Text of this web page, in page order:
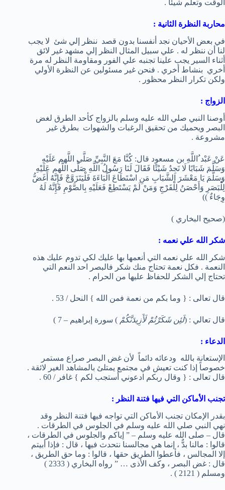
الوقت وتعلم شيئاً .
محاربة النظرة الثانية :
في بعض الأحيان نجد أنفسنا بدون قصد ننظر إلي شئ لا يجب
لنا أن ننظر له . علي سبيل المثال النظر إلي مشهد غير لائق
أثناء السير يجب علينا تجنبه علي الفور ومقاومة النظر له مرة
أخري بنشاط أخري . فنحن غير مسئولين عن النظرة الأولي
ولكن تكرار النظر محظور .
الزواج :
أوصنا النبي صلي الله عليه وسلم بالزواج كأحد الطرق لغض
البصر ويحميك من تحقيق الرغبات والشهوات بطرق غير
مشروعة .
عَنْ عَبْد ُاللَّهِ بن مسعود قال: كُنَّا مَعَ النَّبِيِّ صَلَّى اللَّهم عَلَيْهِ
وَسَلَّمَ شَبَابًا لَا نَجِدُ شَيْئًا فَقَالَ لَنَا رَسُولُ اللَّهِ صَلَّى اللَّهم عَلَيْهِ
وَسَلَّمَ يَا مَعْشَرَ الشَّبَابِ مَنِ اسْتَطَاعَ الْبَاءَةَ فَلْيَتَزَوَّجْ فَإِنَّهُ أَغَضُّ
لِلْبَصَرِ وَأَحْصَنُ لِلْفَرْجِ وَمَنْ لَمْ يَسْتَطِعْ فَعَلَيْهِ بِالصَّوْمِ فَإِنَّهُ لَهُ
وِجَاءٌ ))
(صحيح البخاري )
شكر الله علي نعمه :
شكر الله علي نعمه التي أنعمها بها عليك لكي تدوم عليك هذه
النعمة . فكل نعمة تحتاج منك شكر فالبصر احد النعم التي
تحتاج إلي الشكر للحفاظ عليها من الحرام .
قال تعالى : { وما بكم من نعمة فمن الله } النحل / 53 .
قال تعالي : (لَئِن شَكَرْتُمْ لَأَزِيدَنَّكُمْ ) سورة إبراهيم – 7 )
الدعاء :
الإستعانة بالله ودعائه دائماً لأن غض البصر صراع مستمر
خصوصاً إذا كنت تعيش في مجتمع يمتلئ بالمشاهد الغير لائقة .
قال تعالى : { وقال ربكم ادعوني أستجب لكم } غافر / 60 .
تجنب الأماكن التي فيها فتنة النظر :
بقدر الإمكان تجنب الأماكن التي تواجه فيها فتنة النظر وقد
نهي النبي صلي الله عليه وسلم في الجلوس في الطرقات .
قال – صلى الله عليه وسلم – ” إياكم والجلوس في الطرقات ،
قالوا : مالنا بدٌّ ، إنما هي مجالسنا نتحدث فيها ، قال : فإذا أبيتم
إلا المجالس ، فأعطوا الطريق حقها ، قالوا : وما حق الطريق ،
قال : غض البصر ، وكف الأذى … ” رواه البخاري ( 2333 )
ومسلم ( 2121 ) .